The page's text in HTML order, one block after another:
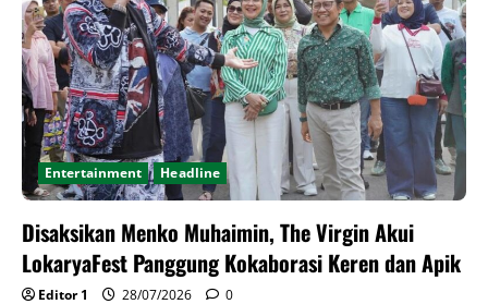
Entertainment Headline
Disaksikan Menko Muhaimin, The Virgin Akui
LokaryaFest Panggung Kokaborasi Keren dan Apik
Editor 1 28/07/2026 0